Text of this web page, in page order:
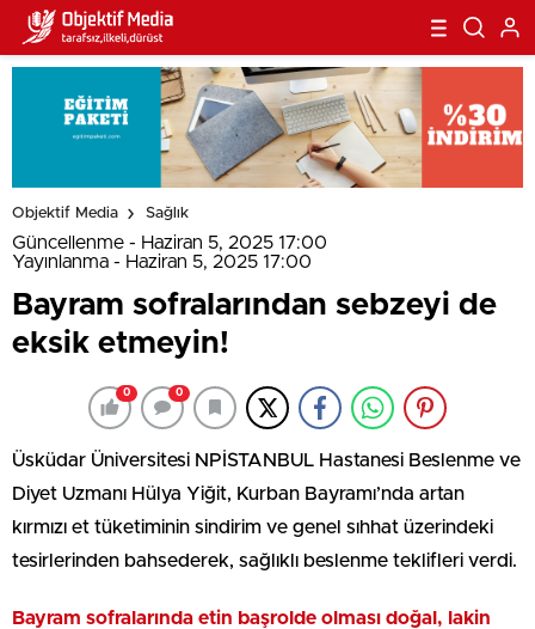
Objektif Media Sağlık
Güncellenme - Haziran 5, 2025 17:00
Yayınlanma - Haziran 5, 2025 17:00
Bayram sofralarından sebzeyi de
eksik etmeyin!
0 0
Üsküdar Üniversitesi NPİSTANBUL Hastanesi Beslenme ve
Diyet Uzmanı Hülya Yiğit, Kurban Bayramı’nda artan
kırmızı et tüketiminin sindirim ve genel sıhhat üzerindeki
tesirlerinden bahsederek, sağlıklı beslenme teklifleri verdi.
Bayram sofralarında etin başrolde olması doğal, lakin